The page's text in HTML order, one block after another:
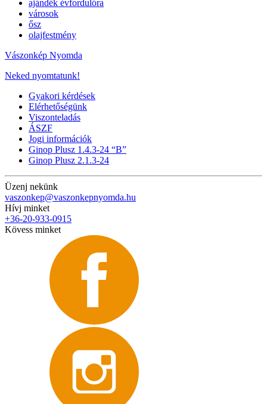
ajándék évfordulóra
városok
ősz
olajfestmény
Vászonkép Nyomda
Neked nyomtatunk!
Gyakori kérdések
Elérhetőségünk
Viszonteladás
ÁSZF
Jogi információk
Ginop Plusz 1.4.3-24 “B”
Ginop Plusz 2.1.3-24
Üzenj nekünk
vaszonkep@vaszonkepnyomda.hu
Hívj minket
+36-20-933-0915
Kövess minket